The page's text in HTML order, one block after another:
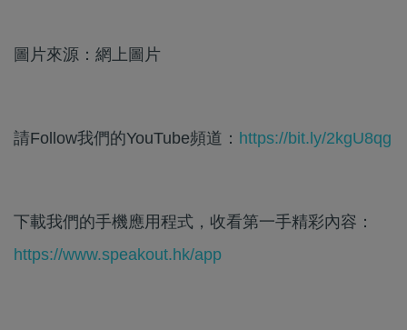
圖片來源：網上圖片
請Follow我們的YouTube頻道： https://bit.ly/2kgU8qg
下載我們的手機應用程式，收看第一手精彩內容：
https://www.speakout.hk/app